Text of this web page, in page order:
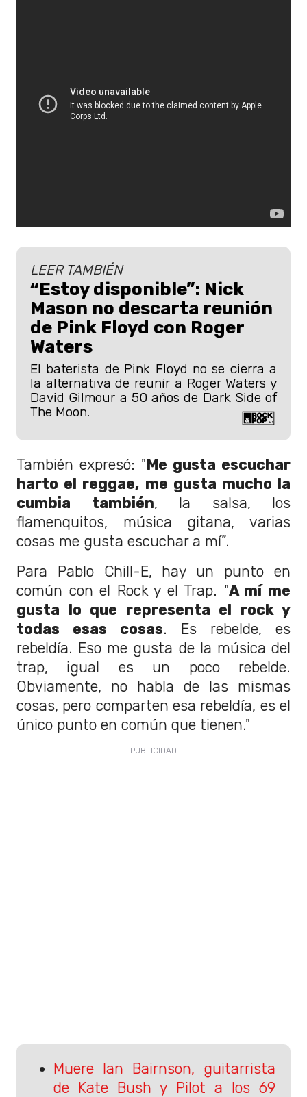
LEER TAMBIÉN
“Estoy disponible”: Nick
Mason no descarta reunión
de Pink Floyd con Roger
Waters
El baterista de Pink Floyd no se cierra a
la alternativa de reunir a Roger Waters y
David Gilmour a 50 años de Dark Side of
The Moon.
También expresó: "Me gusta escuchar
harto el reggae, me gusta mucho la
cumbia también, la salsa, los
flamenquitos, música gitana, varias
cosas me gusta escuchar a mí”.
Para Pablo Chill-E, hay un punto en
común con el Rock y el Trap. "A mí me
gusta lo que representa el rock y
todas esas cosas. Es rebelde, es
rebeldía. Eso me gusta de la música del
trap, igual es un poco rebelde.
Obviamente, no habla de las mismas
cosas, pero comparten esa rebeldía, es el
único punto en común que tienen."
Muere Ian Bairnson, guitarrista
de Kate Bush y Pilot a los 69